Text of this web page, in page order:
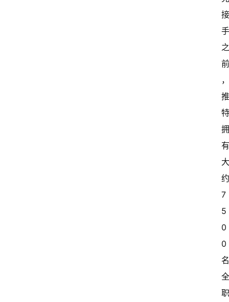
7
5
0
0